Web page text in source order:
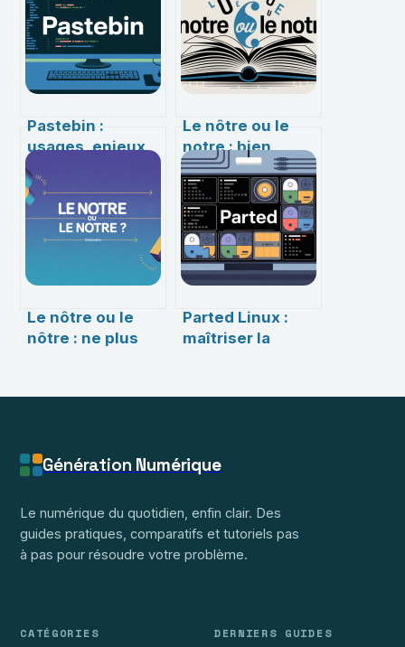
Pastebin :
usages, enjeux
et alternatives
pour partager du
code en ligne
Le nôtre ou le
notre : bien
distinguer ces
deux formes en
français
Le nôtre ou le
nôtre : ne plus
orthographes
Parted Linux :
maîtriser la
disque
Génération Numérique
Le numérique du quotidien, enfin clair. Des
guides pratiques, comparatifs et tutoriels pas
à pas pour résoudre votre problème.
CATÉGORIES DERNIERS GUIDES